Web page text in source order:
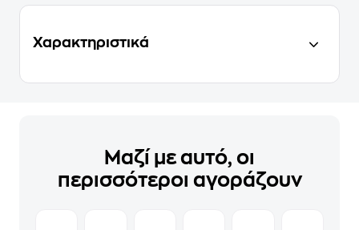
Χαρακτηριστικά
Μαζί με αυτό, οι
περισσότεροι αγοράζουν